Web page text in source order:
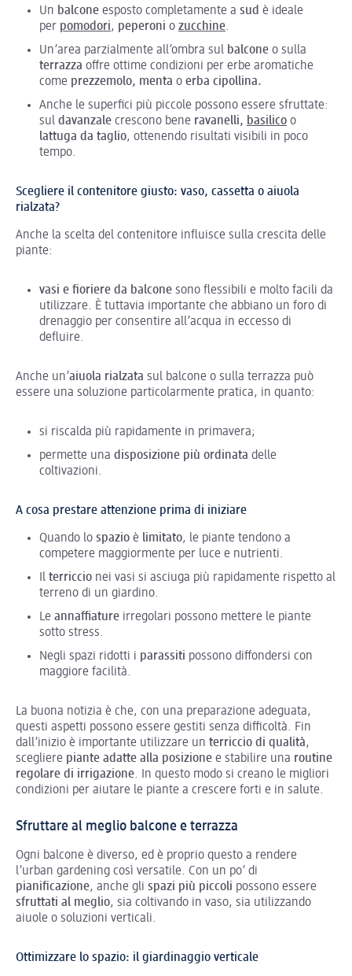
Un balcone esposto completamente a sud è ideale
per pomodori, peperoni o zucchine.
Un’area parzialmente all’ombra sul balcone o sulla
terrazza offre ottime condizioni per erbe aromatiche
come prezzemolo, menta o erba cipollina.
Anche le superfici più piccole possono essere sfruttate:
sul davanzale crescono bene ravanelli, basilico o
lattuga da taglio, ottenendo risultati visibili in poco
tempo.
Scegliere il contenitore giusto: vaso, cassetta o aiuola
rialzata?
Anche la scelta del contenitore influisce sulla crescita delle
piante:
vasi e fioriere da balcone sono flessibili e molto facili da
utilizzare. È tuttavia importante che abbiano un foro di
drenaggio per consentire all’acqua in eccesso di
defluire.
Anche un’aiuola rialzata sul balcone o sulla terrazza può
essere una soluzione particolarmente pratica, in quanto:
si riscalda più rapidamente in primavera;
permette una disposizione più ordinata delle
coltivazioni.
A cosa prestare attenzione prima di iniziare
Quando lo spazio è limitato, le piante tendono a
competere maggiormente per luce e nutrienti.
Il terriccio nei vasi si asciuga più rapidamente rispetto al
terreno di un giardino.
Le annaffiature irregolari possono mettere le piante
sotto stress.
Negli spazi ridotti i parassiti possono diffondersi con
maggiore facilità.
La buona notizia è che, con una preparazione adeguata,
questi aspetti possono essere gestiti senza difficoltà. Fin
dall’inizio è importante utilizzare un terriccio di qualità,
scegliere piante adatte alla posizione e stabilire una routine
regolare di irrigazione. In questo modo si creano le migliori
condizioni per aiutare le piante a crescere forti e in salute.
Sfruttare al meglio balcone e terrazza
Ogni balcone è diverso, ed è proprio questo a rendere
l’urban gardening così versatile. Con un po’ di
pianificazione, anche gli spazi più piccoli possono essere
sfruttati al meglio, sia coltivando in vaso, sia utilizzando
aiuole o soluzioni verticali.
Ottimizzare lo spazio: il giardinaggio verticale